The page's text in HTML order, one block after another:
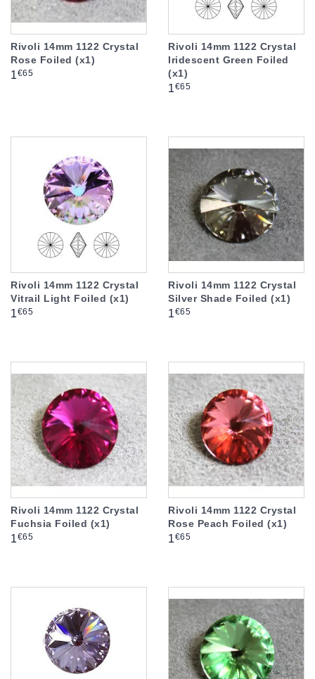
Rivoli 14mm 1122 Crystal
Rose Foiled (x1)
Prix
1€65
Rivoli 14mm 1122 Crystal
Iridescent Green Foiled
(x1)
Prix
1€65
Rivoli 14mm 1122 Crystal
Vitrail Light Foiled (x1)
Prix
1€65
Rivoli 14mm 1122 Crystal
Silver Shade Foiled (x1)
Prix
1€65
Rivoli 14mm 1122 Crystal
Fuchsia Foiled (x1)
Prix
1€65
Rivoli 14mm 1122 Crystal
Rose Peach Foiled (x1)
Prix
1€65